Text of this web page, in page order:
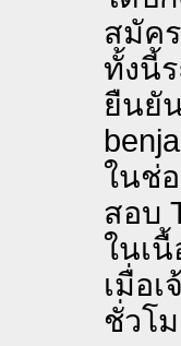
สมัค
ทั้งนี้
ยืนยั
ในช่
สอบ
ในเ
เมื่อ
ชั่วโ